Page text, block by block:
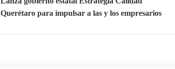
Querétaro para impulsar a las y los empresarios